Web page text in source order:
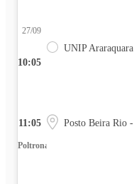
10:05
27/09
UNIP Araraquara
11:05 Posto Beira Rio
Poltrona